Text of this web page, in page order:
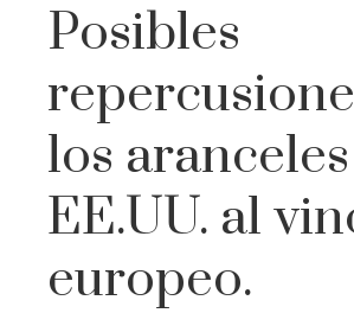
Posibles
los
EE.UU. al
europeo.